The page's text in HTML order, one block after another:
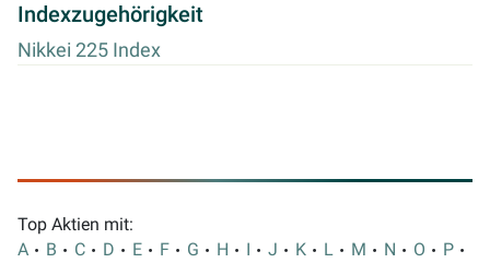
Indexzugehörigkeit
Nikkei 225 Index
Top Aktien mit:
A
B C D E F G H I J K L M N O
P